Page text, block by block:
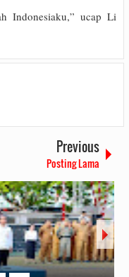
Indonesiaku,” ucap Li
Previous
Posting Lama